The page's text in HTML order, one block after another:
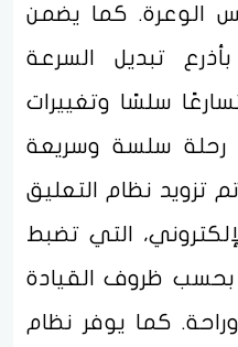
الوعرة. كما يضمن
تبديل السرعة
سلسًا وتغييرات
رحلة سلسة وسريعة
تزويد نظام التعليق
التي تضبط
بحسب ظروف القيادة
كما يوفر نظام